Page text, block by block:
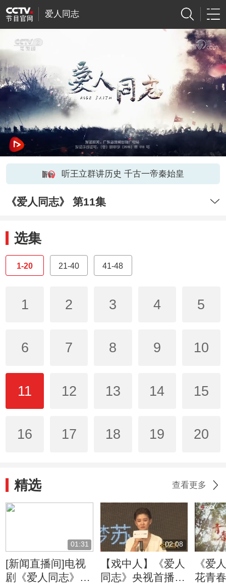
爱人同志
听王立群讲历史 千古一帝秦始皇
《爱人同志》 第11集
选集
1-20 21-40 41-48
1 2 3 4 5
6 7 8 9 10
11 12 13 14 15
16 17 18 19 20
精选 查看更多
01:31
[新闻直播间]电视
剧《爱人同志》央
02:08
【戏中人】《爱人
同志》央视首播
《爱
花青